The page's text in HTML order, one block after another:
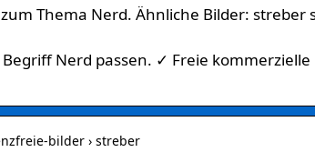
Thema Nerd. Ähnliche Bilder:
Nerd passen. ✓ Freie
bilder › streber